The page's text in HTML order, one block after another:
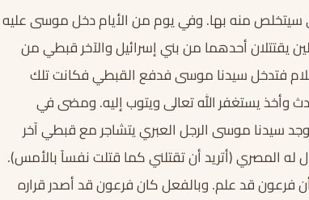
سيتخلص منه بها. وفي يوم من الأيام دخل موسى عليه
يقتتلان أحدهما من بني إسرائيل والآخر قبطي من
فتدخل سيدنا موسى فدفع القبطي فكانت تلك
وأخذ يستغفر الله تعالى ويتوب إليه. ومضى في
وجد سيدنا موسى الرجل العبري يتشاجر مع قبطي آخر
له المصري (أتريد أن تقتلني كما قتلت نفساً بالأمس).
فرعون قد علم. وبالفعل كان فرعون قد أصدر قراره